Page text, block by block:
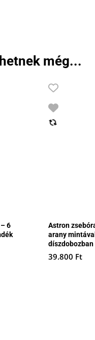
még...
6
Astron
arany
díszdobozban
39.800 Ft